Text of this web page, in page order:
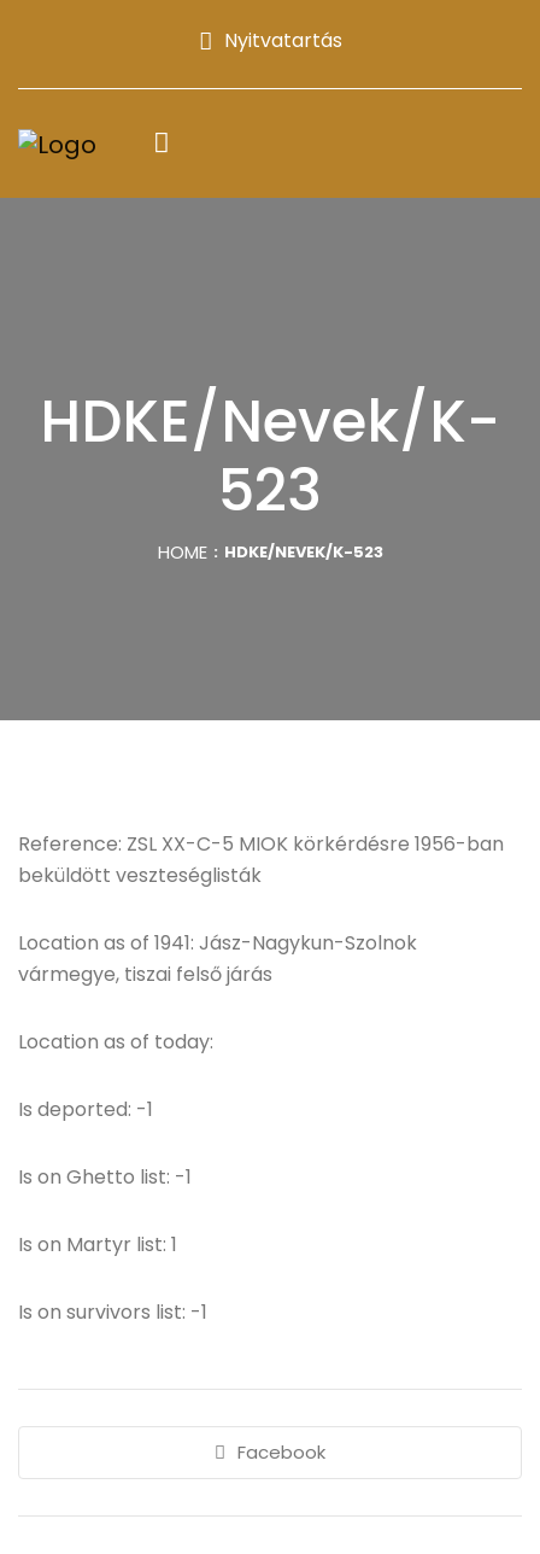
Nyitvatartás
HDKE/Nevek/K-
523
HOME HDKE/NEVEK/K-523
Reference: ZSL XX-C-5 MIOK körkérdésre 1956-ban
beküldött veszteséglisták
Location as of 1941: Jász-Nagykun-Szolnok
vármegye, tiszai felső járás
Location as of today:
Is deported: -1
Is on Ghetto list: -1
Is on Martyr list: 1
Is on survivors list: -1
Facebook